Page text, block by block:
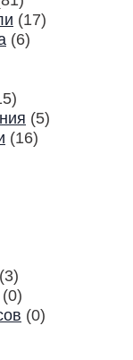
(17)
(6)
(5)
(16)
(3)
(0)
(0)